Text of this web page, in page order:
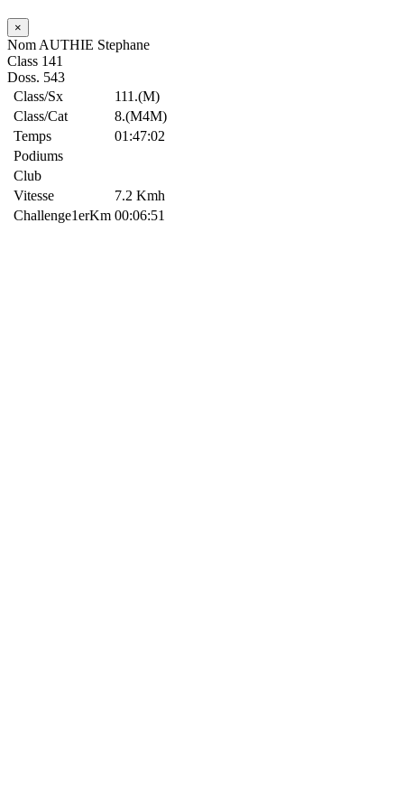
×
Nom AUTHIE Stephane
Class 141
Doss. 543
Class/Sx
111.(M)
Class/Cat
8.(M4M)
Temps
01:47:02
Podiums
Club
Vitesse
7.2 Kmh
Challenge1erKm 00:06:51